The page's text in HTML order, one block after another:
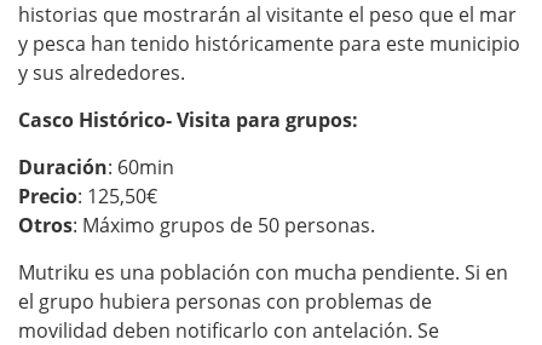
historias que mostrarán al visitante el peso que el mar
y pesca han tenido históricamente para este municipio
y sus alrededores.
Casco Histórico- Visita para grupos:
Duración: 60min
Precio: 125,50€
Otros: Máximo grupos de 50 personas.
Mutriku es una población con mucha pendiente. Si en
el grupo hubiera personas con problemas de
movilidad deben notificarlo con antelación. Se